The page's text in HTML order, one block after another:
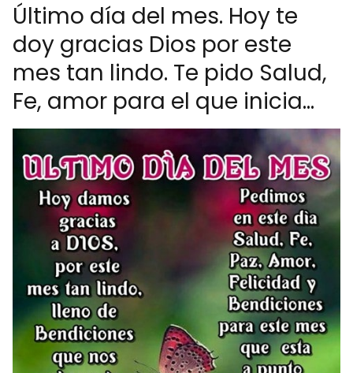
Último día del mes. Hoy te
doy gracias Dios por este
mes tan lindo. Te pido Salud,
Fe, amor para el que inicia...